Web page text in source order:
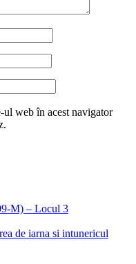
ul web în acest navigator
M) – Locul 3
de iarna si intunericul